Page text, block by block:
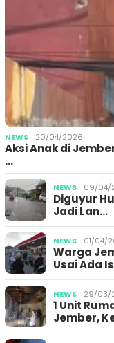
NEWS 20/04/2026
Aksi Anak di
…
NEWS 09/04/
Diguyur
Jadi Lan…
NEWS 01/04/
Warga
Usai Ada
NEWS 29/03/
1 Unit
Jember,